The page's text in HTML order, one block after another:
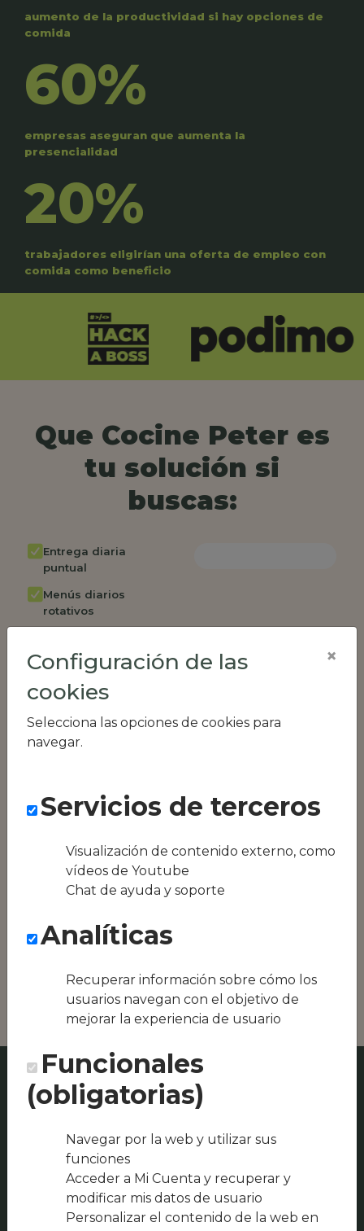
aumento de la productividad si hay opciones de
comida
60%
empresas aseguran que aumenta la
presencialidad
20%
trabajadores eligirían una oferta de empleo con
comida como beneficio
Que Cocine Peter es
tu solución si
buscas:
Entrega diaria
puntual
Menús diarios
rotativos
semanalmente
Factura única
empleados
Opción de catering
RR.HH
Conseguimos la
oferta local de tu
ser Restaurante
ADEREZO o
Portu
Configuración de las
cookies
Selecciona las opciones de cookies para
navegar.
×
Servicios de terceros
Visualización de contenido externo, como
vídeos de Youtube
Chat de ayuda y soporte
Analíticas
Recuperar información sobre cómo los
usuarios navegan con el objetivo de
mejorar la experiencia de usuario
Funcionales
(obligatorias)
Navegar por la web y utilizar sus
funciones
Acceder a Mi Cuenta y recuperar y
modificar mis datos de usuario
Personalizar el contenido de la web en